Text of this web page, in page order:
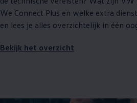
We Connect Plus en welke extra
en lees je alles overzichtelijk in één
Bekijk het overzicht